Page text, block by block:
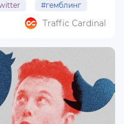
пользователей
нахождения в
минут в день.
контента и
#гемблинг
Traffic Cardinal